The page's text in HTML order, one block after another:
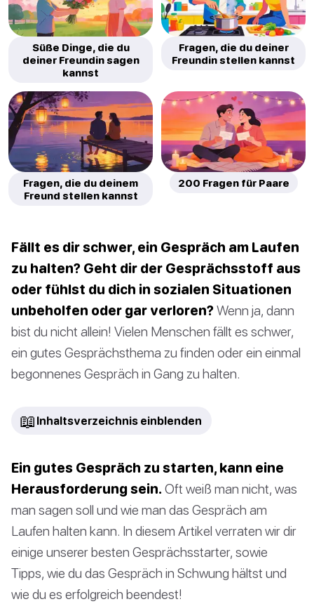
Süße Dinge, die du
deiner Freundin sagen
kannst
Fragen, die du deiner
Freundin stellen kannst
Fragen, die du deinem
Freund stellen kannst
200 Fragen für Paare
Fällt es dir schwer, ein Gespräch am Laufen
zu halten? Geht dir der Gesprächsstoff aus
oder fühlst du dich in sozialen Situationen
unbeholfen oder gar verloren?Wenn ja, dann
bist du nicht allein! Vielen Menschen fällt es schwer,
ein gutes Gesprächsthema zu finden oder ein einmal
begonnenes Gespräch in Gang zu halten.
📖 Inhaltsverzeichnis einblenden
Ein gutes Gespräch zu starten, kann eine
Herausforderung sein. Oft weiß man nicht, was
man sagen soll und wie man das Gespräch am
Laufen halten kann. In diesem Artikel verraten wir dir
einige unserer besten Gesprächsstarter, sowie
Tipps, wie du das Gespräch in Schwung hältst und
wie du es erfolgreich beendest!